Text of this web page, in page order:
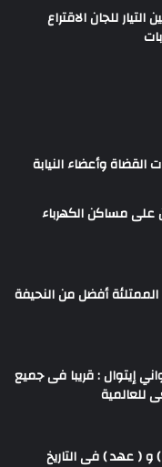
للجان الاقتراع
القضاة وأعضاء النيابة
على مساكن الكهرباء
أفضل من النحيفة
إيتوال : قريبا فى جميع
للعالمية
و ( عهد ) فى التاريخ